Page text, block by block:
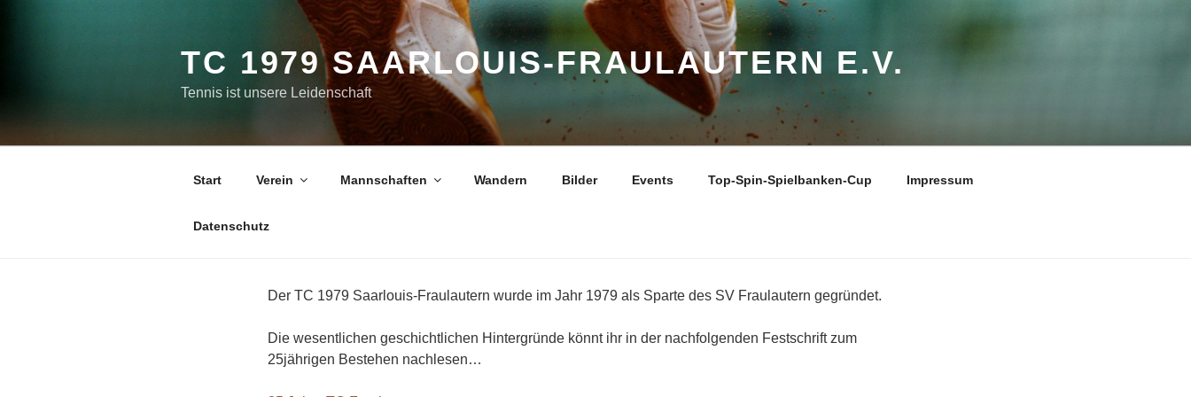
TC 1979 SAARLOUIS-FRAULAUTERN E.V.
Tennis ist unsere Leidenschaft
Start Verein Mannschaften Wandern Bilder Events Top-Spin-Spielbanken-Cup Impressum
Datenschutz
Der TC 1979 Saarlouis-Fraulautern wurde im Jahr 1979 als Sparte des SV Fraulautern gegründet.
Die wesentlichen geschichtlichen Hintergründe könnt ihr in der nachfolgenden Festschrift zum
25jährigen Bestehen nachlesen…